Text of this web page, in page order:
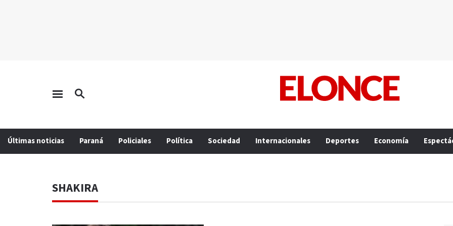
Últimas noticias Paraná Policiales Política Sociedad Internacionales Deportes Economía
SHAKIRA